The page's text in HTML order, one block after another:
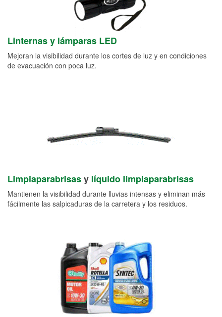
Linternas y lámparas LED
Mejoran la visibilidad durante los cortes de luz y en condiciones
de evacuación con poca luz.
Limpiaparabrisasy líquido limpiaparabrisas
Mantienen la visibilidad durante lluvias intensas y eliminan más
fácilmente las salpicaduras de la carretera y los residuos.